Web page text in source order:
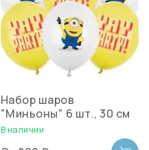
Набор шаров
"Миньоны" 6 шт., 30 см
В наличии